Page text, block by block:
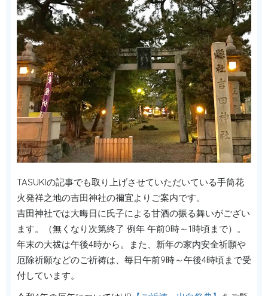
TASUKIの記事でも取り上げさせていただいている手筒花
火発祥之地の吉田神社の禰宜よりご案内です。
吉田神社では大晦日に氏子による甘酒の振る舞いがござい
ます。（無くなり次第終了 例年 午前0時～1時頃まで）。
年末の大祓は午後4時から。また、新年の家内安全祈願や
厄除祈願などのご祈祷は、毎日午前9時～午後4時頃まで受
付しています。